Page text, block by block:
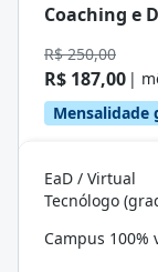
Coaching e
R$ 250,00
R$ 187,00 |
Mensalidade
EaD / Virtual
Tecnólogo
Campus 100%